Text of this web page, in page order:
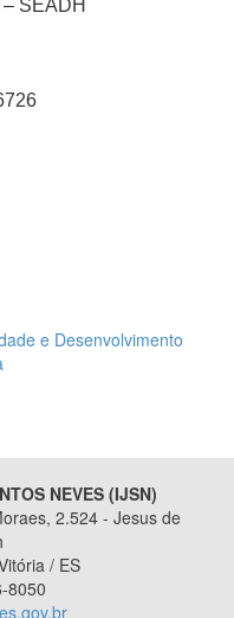
SEADH
e Desenvolvimento
NEVES (IJSN)
2.524 - Jesus de
/ ES
8050